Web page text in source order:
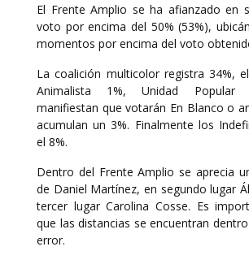
El Frente Amplio se ha afianzado en
voto por encima del 50% (53%),
momentos por encima del voto
La coalición multicolor registra 34%,
Animalista 1%, Unidad Popular
manifiestan que votarán En Blanco o
acumulan un 3%. Finalmente los
el 8%.
Dentro del Frente Amplio se aprecia
de Daniel Martínez, en segundo lugar
tercer lugar Carolina Cosse. Es
que las distancias se encuentran
error.